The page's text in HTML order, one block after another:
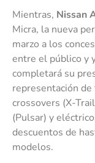
Mientras, Nissan
Micra, la nueva
marzo a los
entre el público y
completará su
representación
crossovers (X-
(Pulsar) y
descuentos de
modelos.